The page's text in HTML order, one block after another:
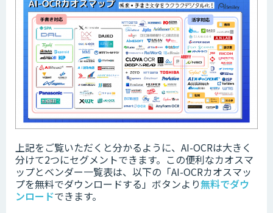
上記をご覧いただくと分かるように、AI-OCRは大きく
分けて2つにセグメントできます。この便利なカオスマ
ップとベンダー一覧表は、以下の「AI-OCRカオスマッ
プを無料でダウンロードする」ボタンより無料でダウ
ンロードできます。